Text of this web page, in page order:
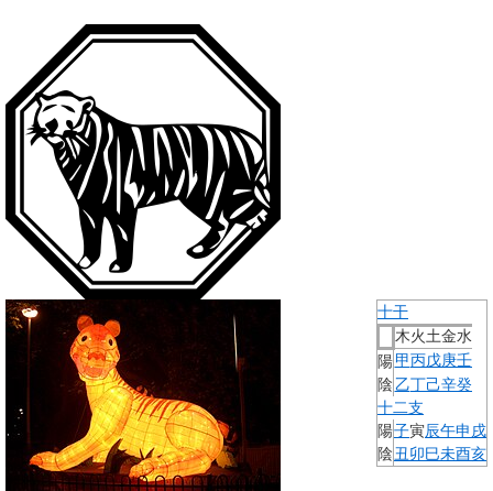
十干
木火土金水
陽甲丙戊庚壬
陰乙丁己辛癸
十二支
陽子寅辰午申 戌
陰丑卯巳未酉亥